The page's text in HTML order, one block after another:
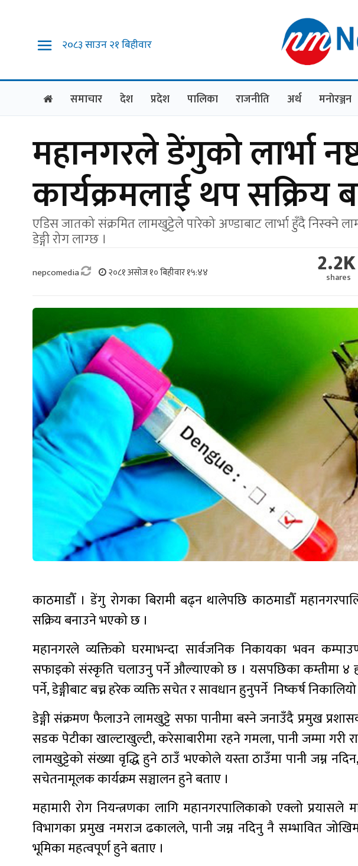
२०८३ साउन २१ बिहीवार
समाचार देश प्रदेश पालिका राजनीति अर्थ मनाेरञ्जन
महानगरले डेंगुको लार्भा
कार्यक्रमलाई थप सक्रिय
एडिस जातको संक्रमित लामखुट्टेले पारेको अण्डाबाट लार्भा हुँदै
डेङ्गी रोग लाग्छ ।
nepcomedia २०८१ असोज १० बिहीवार १५:४४ 2.2K
shares
काठमाडौँ । डेंगु रोगका बिरामी बढ्न थालेपछि काठमाडौँ
सक्रिय बनाउने भएको छ ।
महानगरले व्यक्तिको घरमाभन्दा सार्वजनिक निकायका भवन
सफाइको संस्कृति चलाउनु पर्ने औल्याएको छ । यसपछिका कम्तीमा ४
पर्ने, डेङ्गीबाट बच्न हरेक व्यक्ति सचेत र सावधान हुनुपर्ने निष्कर्ष निकालियो
डेङ्गी संक्रमण फैलाउने लामखुट्टे सफा पानीमा बस्ने जनाउँदै प्रमुख
सडक पेटीका खाल्टाखुल्टी, करेसाबारीमा रहने गमला, पानी जम्मा गरी
लामखुट्टेको संख्या वृद्धि हुने ठाउँ भएकोले यस्ता ठाउँमा पानी जम्न
सचेतनामूलक कार्यक्रम सञ्चालन हुने बताए ।
महामारी रोग नियन्त्रणका लागि महानगरपालिकाको एक्लो
विभागका प्रमुख नमराज ढकालले, पानी जम्न नदिनु नै सम्भावित
भूमिका महत्वपूर्ण हुने बताए ।